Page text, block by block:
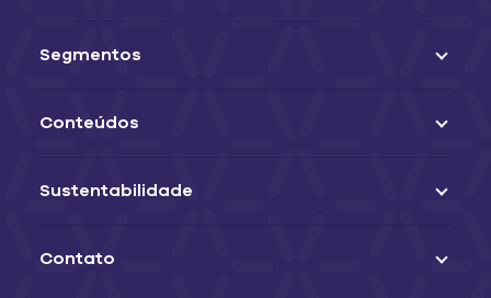
Segmentos
Conteúdos
Sustentabilidade
Contato